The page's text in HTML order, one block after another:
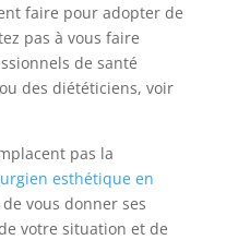
faire pour adopter de
pas à vous faire
de santé
des diététiciens, voir
pas la
esthétique en
vous donner ses
votre situation et de